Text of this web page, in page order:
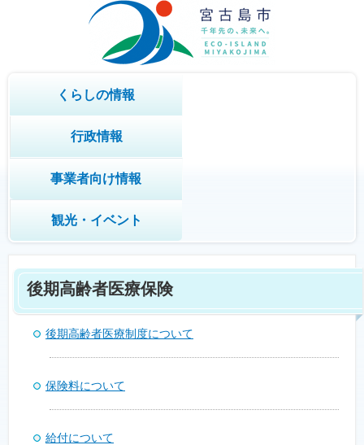
くらしの情報
行政情報
事業者向け情報
観光・イベント
後期高齢者医療保険
後期高齢者医療制度について
保険料について
給付について